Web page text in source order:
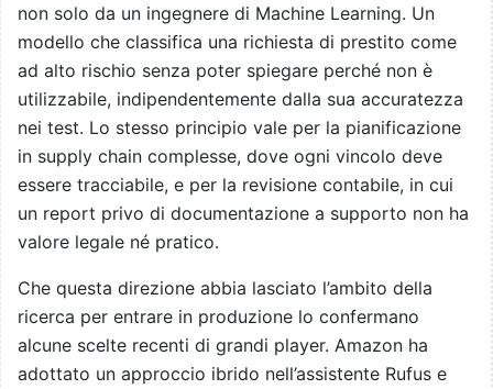
non solo da un ingegnere di Machine Learning. Un
modello che classifica una richiesta di prestito come
ad alto rischio senza poter spiegare perché non è
utilizzabile, indipendentemente dalla sua accuratezza
nei test. Lo stesso principio vale per la pianificazione
in supply chain complesse, dove ogni vincolo deve
essere tracciabile, e per la revisione contabile, in cui
un report privo di documentazione a supporto non ha
valore legale né pratico.
Che questa direzione abbia lasciato l’ambito della
ricerca per entrare in produzione lo confermano
alcune scelte recenti di grandi player. Amazon ha
adottato un approccio ibrido nell’assistente Rufus e